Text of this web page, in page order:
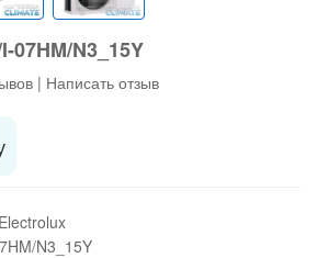
07HM/N3_15Y
| Написать отзыв
Electrolux
N3_15Y